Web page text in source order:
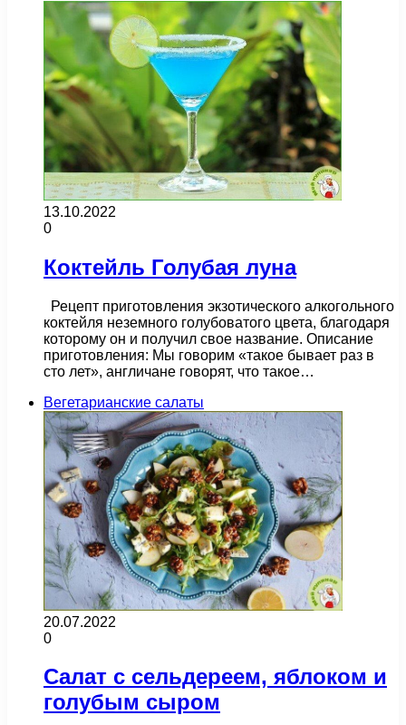
13.10.2022
0
Коктейль Голубая луна
Рецепт приготовления экзотического алкогольного
коктейля неземного голубоватого цвета, благодаря
которому он и получил свое название. Описание
приготовления: Мы говорим «такое бывает раз в
сто лет», англичане говорят, что такое…
Вегетарианские салаты
20.07.2022
0
Салат с сельдереем, яблоком и
голубым сыром